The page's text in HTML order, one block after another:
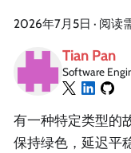
2026年7月5日 · 阅读
Tian Pan
Software
有一种特定类型的
保持绿色，延迟平